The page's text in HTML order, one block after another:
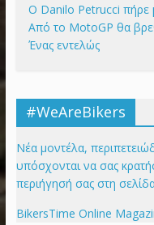
Ο Danilo Petrucci πήρε
Από το MotoGP θα
Ένας εντελώς
#WeAreBikers
Νέα μοντέλα,
υπόσχονται να σας
περιήγησή σας στη
BikersTime Online